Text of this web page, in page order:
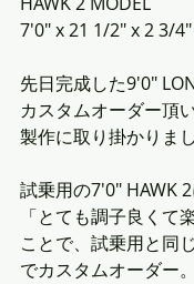
7'0" x 21 1/2" x 2 3/4"
先日完成した9'0"
カスタムオーダー頂
製作に取り掛かりまし
試乗用の7'0" HAWK
「とても調子良くて
ことで、試乗用と同
でカスタムオーダー。